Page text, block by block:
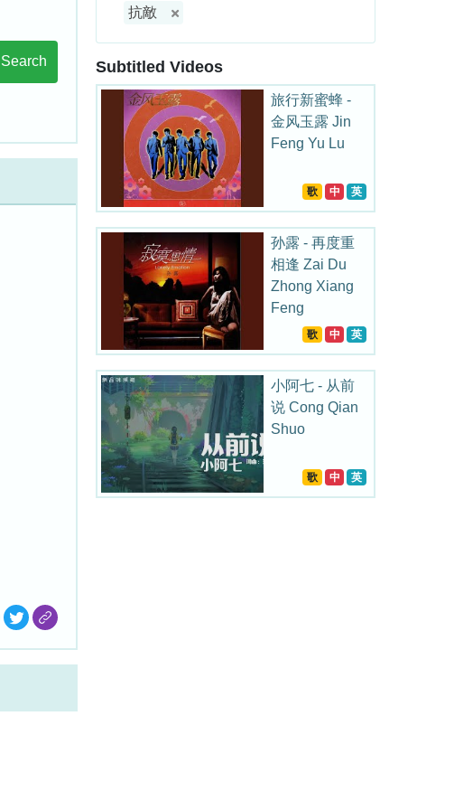
Search
抗敵
Subtitled Videos
旅行新蜜蜂 -
金风玉露 Jin
Feng Yu Lu
歌 中 英
孙露 - 再度重
相逢 Zai Du
Zhong Xiang
Feng
歌 中 英
小阿七 - 从前
说 Cong Qian
Shuo
歌 中 英